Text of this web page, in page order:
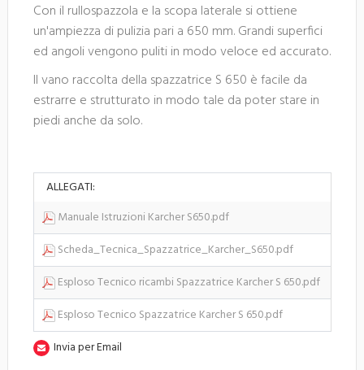
Con il rullospazzola e la scopa laterale si ottiene
un'ampiezza di pulizia pari a 650 mm. Grandi superfici
ed angoli vengono puliti in modo veloce ed accurato.
Il vano raccolta della spazzatrice S 650 è facile da
estrarre e strutturato in modo tale da poter stare in
piedi anche da solo.
ALLEGATI:
Manuale Istruzioni Karcher S650.pdf
Scheda_Tecnica_Spazzatrice_Karcher_S650.pdf
Esploso Tecnico ricambi Spazzatrice Karcher S 650.pdf
Esploso Tecnico Spazzatrice Karcher S 650.pdf
Invia per Email